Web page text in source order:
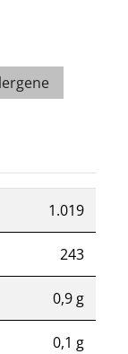
1.019
243
0,9 g
0,1 g